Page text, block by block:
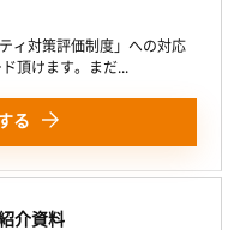
ィ対策評価制度」への対応
頂けます。まだ...
る
介資料